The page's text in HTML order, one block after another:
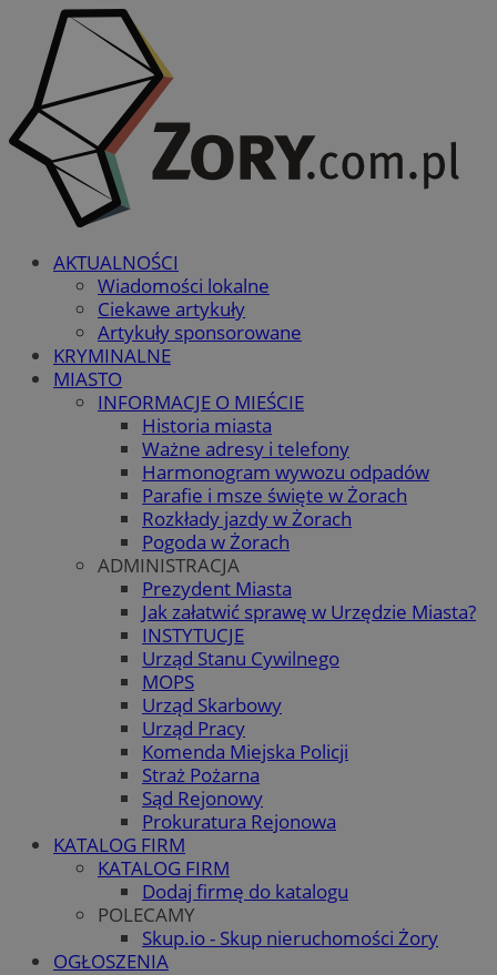
AKTUALNOŚCI
Wiadomości lokalne
Ciekawe artykuły
Artykuły sponsorowane
KRYMINALNE
MIASTO
INFORMACJE O MIEŚCIE
Historia miasta
Ważne adresy i telefony
Harmonogram wywozu odpadów
Parafie i msze święte w Żorach
Rozkłady jazdy w Żorach
Pogoda w Żorach
ADMINISTRACJA
Prezydent Miasta
Jak załatwić sprawę w Urzędzie Miasta?
INSTYTUCJE
Urząd Stanu Cywilnego
MOPS
Urząd Skarbowy
Urząd Pracy
Komenda Miejska Policji
Straż Pożarna
Sąd Rejonowy
Prokuratura Rejonowa
KATALOG FIRM
KATALOG FIRM
Dodaj firmę do katalogu
POLECAMY
Skup.io - Skup nieruchomości Żory
OGŁOSZENIA